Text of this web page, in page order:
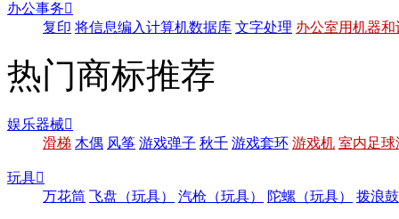
办公事务
复印 将信息编入计算机数据库 文字处理 办公室用机器
热门商标推荐
娱乐器械
滑梯 木偶 风筝 游戏弹子 秋千 游戏套环 游戏机 室内足球
玩具
万花筒 飞盘（玩具） 汽枪（玩具） 陀螺（玩具） 拨浪